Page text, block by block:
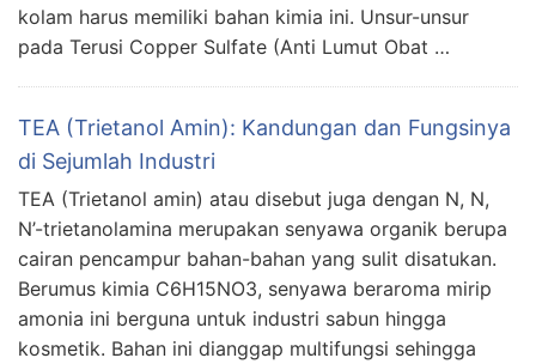
kolam harus memiliki bahan kimia ini. Unsur-unsur
pada Terusi Copper Sulfate (Anti Lumut Obat …
TEA (Trietanol Amin): Kandungan dan Fungsinya
di Sejumlah Industri
TEA (Trietanol amin) atau disebut juga dengan N, N,
N’-trietanolamina merupakan senyawa organik berupa
cairan pencampur bahan-bahan yang sulit disatukan.
Berumus kimia C6H15NO3, senyawa beraroma mirip
amonia ini berguna untuk industri sabun hingga
kosmetik. Bahan ini dianggap multifungsi sehingga